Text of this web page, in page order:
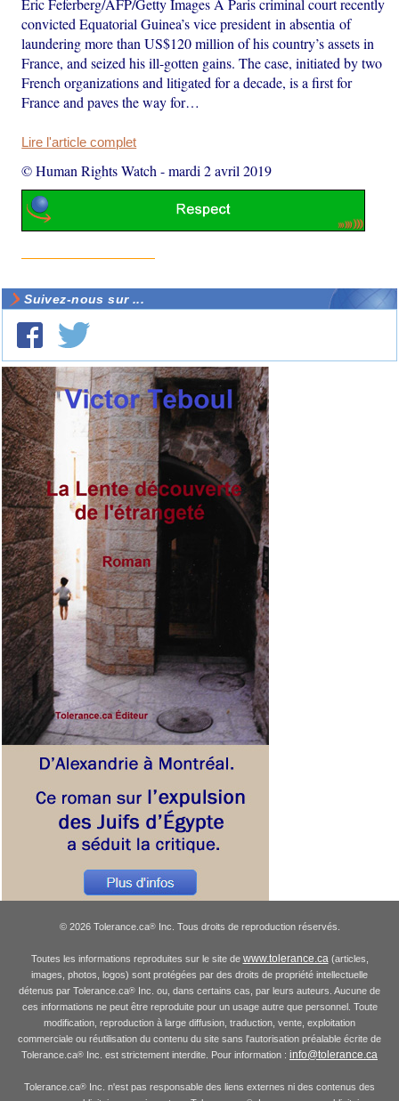
Eric Feferberg/AFP/Getty Images A Paris criminal court recently
convicted Equatorial Guinea’s vice president in absentia of
laundering more than US$120 million of his country’s assets in
France, and seized his ill-gotten gains. The case, initiated by two
French organizations and litigated for a decade, is a first for
France and paves the way for…
Lire l'article complet
© Human Rights Watch -mardi 2 avril 2019
Suivez-nous sur ...
© 2026 Tolerance.ca®Inc. Tous droits de reproduction réservés.
Toutes les informations reproduites sur le site de www.tolerance.ca(articles,
images, photos, logos) sont protégées par des droits de propriété intellectuelle
détenus par Tolerance.ca® Inc. ou, dans certains cas, par leurs auteurs. Aucune de
ces informations ne peut être reproduite pour un usage autre que personnel. Toute
modification, reproduction à large diffusion, traduction, vente, exploitation
commerciale ou réutilisation du contenu du site sans l'autorisation préalable écrite de
Tolerance.ca® Inc. est strictement interdite. Pour information : info@tolerance.ca
Tolerance.ca® Inc. n'est pas responsable des liens externes ni des contenus des